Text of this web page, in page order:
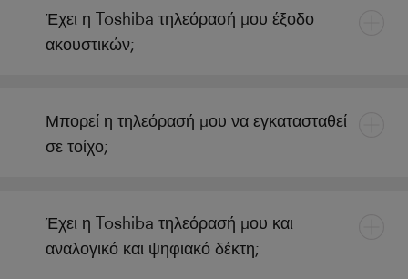
Έχει η Toshiba τηλεόρασή μου έξοδο
ακουστικών;
Μπορεί η τηλεόρασή μου να εγκατασταθεί
σε τοίχο;
Έχει η Toshiba τηλεόρασή μου και
αναλογικό και ψηφιακό δέκτη;